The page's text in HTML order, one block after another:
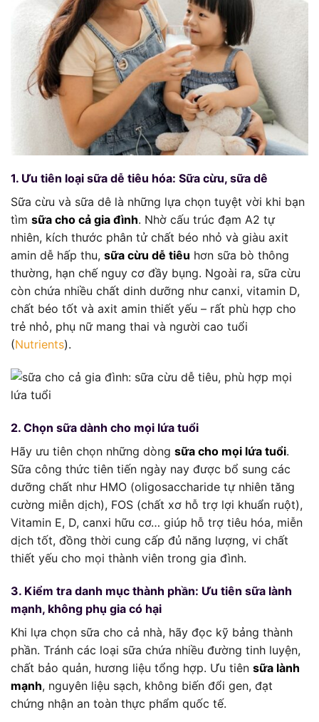
1. Ưu tiên loại sữa dễ tiêu hóa: Sữa cừu, sữa dê
Sữa cừu và sữa dê là những lựa chọn tuyệt vời khi bạn
tìm sữa cho cả gia đình. Nhờ cấu trúc đạm A2 tự
nhiên, kích thước phân tử chất béo nhỏ và giàu axit
amin dễ hấp thu, sữa cừu dễ tiêu hơn sữa bò thông
thường, hạn chế nguy cơ đầy bụng. Ngoài ra, sữa cừu
còn chứa nhiều chất dinh dưỡng như canxi, vitamin D,
chất béo tốt và axit amin thiết yếu – rất phù hợp cho
trẻ nhỏ, phụ nữ mang thai và người cao tuổi
(Nutrients).
2. Chọn sữa dành cho mọi lứa tuổi
Hãy ưu tiên chọn những dòng sữa cho mọi lứa tuổi.
Sữa công thức tiên tiến ngày nay được bổ sung các
dưỡng chất như HMO (oligosaccharide tự nhiên tăng
cường miễn dịch), FOS (chất xơ hỗ trợ lợi khuẩn ruột),
Vitamin E, D, canxi hữu cơ… giúp hỗ trợ tiêu hóa, miễn
dịch tốt, đồng thời cung cấp đủ năng lượng, vi chất
thiết yếu cho mọi thành viên trong gia đình.
3. Kiểm tra danh mục thành phần: Ưu tiên sữa lành
mạnh, không phụ gia có hại
Khi lựa chọn sữa cho cả nhà, hãy đọc kỹ bảng thành
phần. Tránh các loại sữa chứa nhiều đường tinh luyện,
chất bảo quản, hương liệu tổng hợp. Ưu tiên sữa lành
mạnh, nguyên liệu sạch, không biến đổi gen, đạt
chứng nhận an toàn thực phẩm quốc tế.